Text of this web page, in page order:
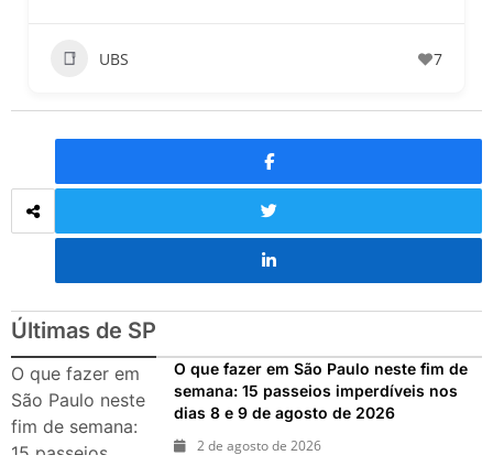
UBS 7
Últimas de SP
O que fazer em
São Paulo neste
fim de semana:
15 passeios
O que fazer em São Paulo neste fim de
semana: 15 passeios imperdíveis nos
dias 8 e 9 de agosto de 2026
2 de agosto de 2026